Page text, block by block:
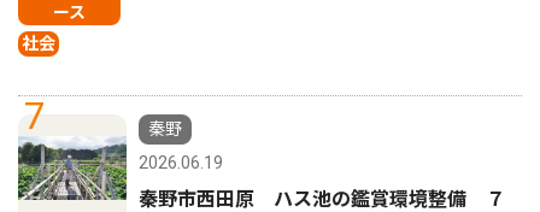
ース
社会
7
秦野
2026.06.19
秦野市西田原 ハス池の鑑賞環境整備 ７